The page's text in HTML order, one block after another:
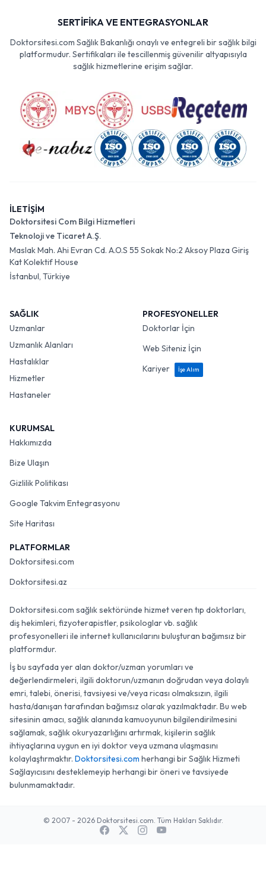
SERTİFİKA VE ENTEGRASYONLAR
Doktorsitesi.com Sağlık Bakanlığı onaylı ve entegreli bir sağlık bilgi
platformudur. Sertifikaları ile tescillenmiş güvenilir altyapısıyla
sağlık hizmetlerine erişim sağlar.
İLETİŞİM
Doktorsitesi Com Bilgi Hizmetleri
Teknoloji ve Ticaret A.Ş.
Maslak Mah. Ahi Evran Cd. A.O.S 55 Sokak No:2 Aksoy Plaza Giriş
Kat Kolektif House
İstanbul, Türkiye
SAĞLIK
Uzmanlar
Uzmanlık Alanları
Hastalıklar
Hizmetler
Hastaneler
PROFESYONELLER
Doktorlar İçin
Web Siteniz İçin
Kariyer
İşe Alım
KURUMSAL
Hakkımızda
Bize Ulaşın
Gizlilik Politikası
Google Takvim Entegrasyonu
Site Haritası
PLATFORMLAR
Doktorsitesi.com
Doktorsitesi.az
Doktorsitesi.com sağlık sektöründe hizmet veren tıp doktorları,
diş hekimleri, fizyoterapistler, psikologlar vb. sağlık
profesyonelleri ile internet kullanıcılarını buluşturan bağımsız bir
platformdur.
İş bu sayfada yer alan doktor/uzman yorumları ve
değerlendirmeleri, ilgili doktorun/uzmanın doğrudan veya dolaylı
emri, talebi, önerisi, tavsiyesi ve/veya ricası olmaksızın, ilgili
hasta/danışan tarafından bağımsız olarak yazılmaktadır. Bu web
sitesinin amacı, sağlık alanında kamuoyunun bilgilendirilmesini
sağlamak, sağlık okuryazarlığını artırmak, kişilerin sağlık
ihtiyaçlarına uygun en iyi doktor veya uzmana ulaşmasını
kolaylaştırmaktır. Doktorsitesi.com herhangi bir Sağlık Hizmeti
Sağlayıcısını desteklemeyip herhangi bir öneri ve tavsiyede
bulunmamaktadır.
© 2007 - 2026 Doktorsitesi.com. Tüm Hakları Saklıdır.